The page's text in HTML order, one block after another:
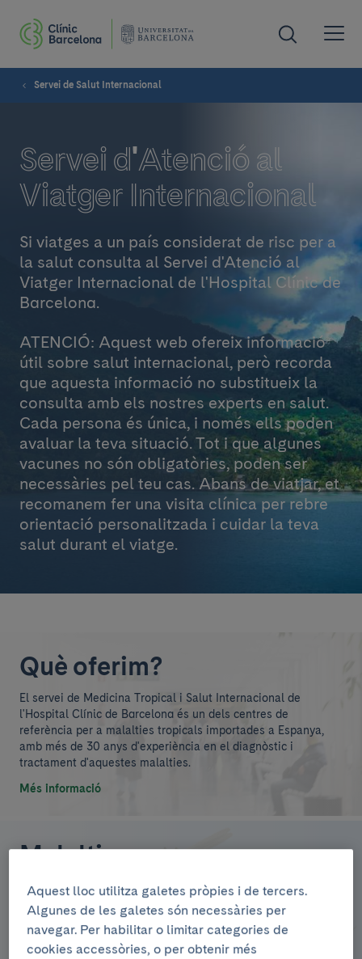
Servei de Salut Internacional
Servei d'Atenció al
Viatger Internacional
Si viatges a un país considerat de risc per a
la salut consulta al Servei d'Atenció al
Viatger Internacional de l'Hospital Clínic de
Barcelona.
ATENCIÓ: Aquest web ofereix informació
útil sobre salut internacional, però recorda
que aquesta informació no substitueix la
consulta amb els nostres experts en salut.
Cada persona és única, i només ells poden
avaluar la teva situació. Tot i que algunes
vacunes no són obligatòries, poden ser
necessàries pel teu cas. Abans de viatjar, et
recomanem fer una visita clínica per rebre
orientació personalitzada i cuidar la teva
salut durant el viatge.
Què oferim?
El servei de Medicina Tropical i Salut Internacional de
l'Hospital Clínic de Barcelona és un dels centres de
referència per a malalties tropicals importades a Espanya,
amb més de 30 anys d'experiència en el diagnòstic i
tractament d'aquestes malalties.
Més informació
Malalties
En aquesta secció podràs trobar tota la informació sobre les
malalties relacionades amb el teu destí.
Més informació
Aquest lloc utilitza galetes pròpies i de tercers.
Algunes de les galetes són necessàries per
navegar. Per habilitar o limitar categories de
cookies accessòries, o per obtenir més